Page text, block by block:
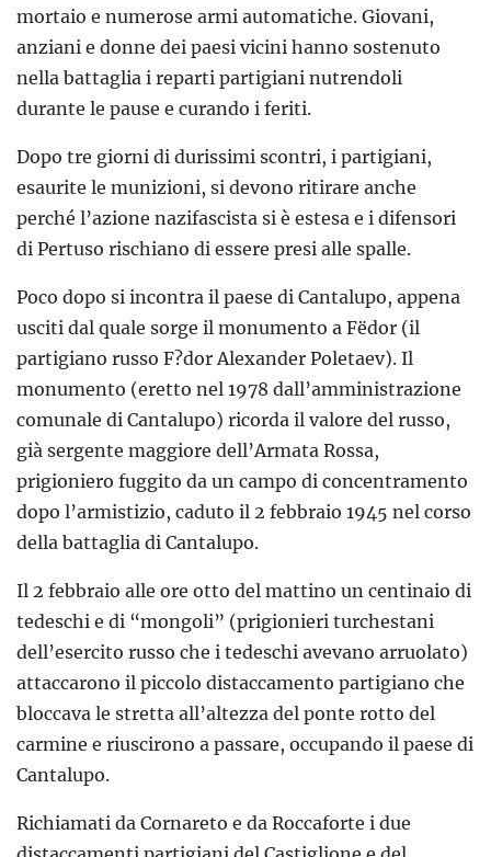
mortaio e numerose armi automatiche. Giovani,
anziani e donne dei paesi vicini hanno sostenuto
nella battaglia i reparti partigiani nutrendoli
durante le pause e curando i feriti.
Dopo tre giorni di durissimi scontri, i partigiani,
esaurite le munizioni, si devono ritirare anche
perché l’azione nazifascista si è estesa e i difensori
di Pertuso rischiano di essere presi alle spalle.
Poco dopo si incontra il paese di Cantalupo, appena
usciti dal quale sorge il monumento a Fëdor (il
partigiano russo F?dor Alexander Poletaev). Il
monumento (eretto nel 1978 dall’amministrazione
comunale di Cantalupo) ricorda il valore del russo,
già sergente maggiore dell’Armata Rossa,
prigioniero fuggito da un campo di concentramento
dopo l’armistizio, caduto il 2 febbraio 1945 nel corso
della battaglia di Cantalupo.
Il 2 febbraio alle ore otto del mattino un centinaio di
tedeschi e di “mongoli” (prigionieri turchestani
dell’esercito russo che i tedeschi avevano arruolato)
attaccarono il piccolo distaccamento partigiano che
bloccava le stretta all’altezza del ponte rotto del
carmine e riuscirono a passare, occupando il paese di
Cantalupo.
Richiamati da Cornareto e da Roccaforte i due